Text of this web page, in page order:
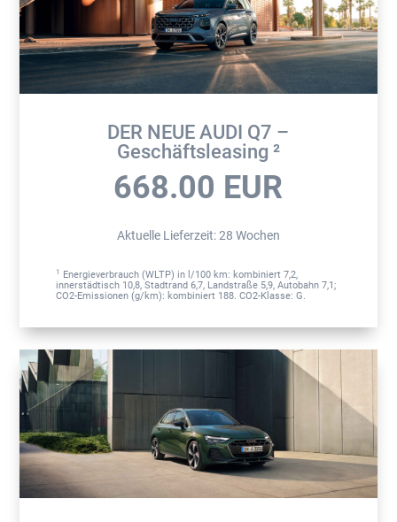
DER NEUE AUDI Q7 –
Geschäftsleasing ²
668.00 EUR
Aktuelle Lieferzeit:28 Wochen
1 Energieverbrauch (WLTP) in l/100 km: kombiniert 7,2,
innerstädtisch 10,8, Stadtrand 6,7, Landstraße 5,9, Autobahn 7,1;
CO2-Emissionen (g/km): kombiniert 188. CO2-Klasse: G.